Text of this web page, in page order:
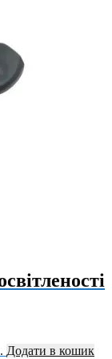
Додати в кошик